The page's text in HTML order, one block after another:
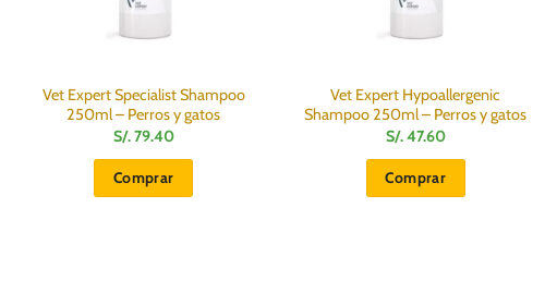
Vet Expert Specialist Shampoo
250ml – Perros y gatos
S/.79.40
Comprar
Vet Expert Hypoallergenic
Shampoo 250ml – Perros y gatos
S/.47.60
Comprar